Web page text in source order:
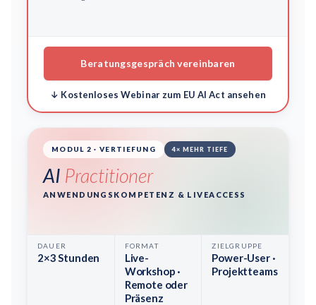
Beratungsgespräch vereinbaren
↓ Kostenloses Webinar zum EU AI Act ansehen
MODUL 2 · VERTIEFUNG 4× MEHR TIEFE
AI Practitioner
ANWENDUNGSKOMPETENZ & LIVEACCESS
DAUER
2×3 Stunden
FORMAT
Live-
Workshop ·
Remote oder
Präsenz
ZIELGRUPPE
Power-User ·
Projektteams